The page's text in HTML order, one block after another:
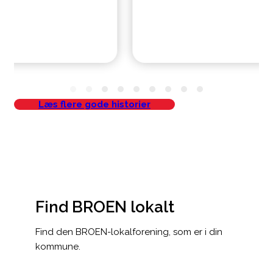
Læs flere gode historier
Find BROEN lokalt
Find den BROEN-lokalforening, som er i din
kommune.